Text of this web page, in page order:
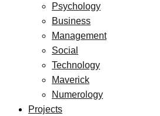
Psychology
Business
Management
Social
Technology
Maverick
Numerology
Projects